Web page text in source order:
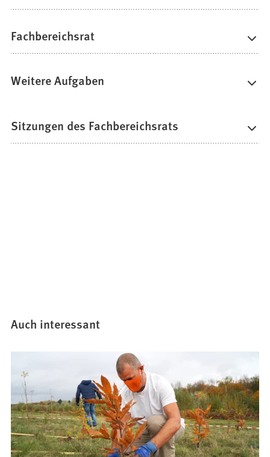
Fachbereichsrat
Weitere Aufgaben
Sitzungen des Fachbereichsrats
Auch interessant